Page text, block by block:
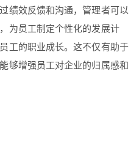
绩效反馈和沟通，管理者可以
为员工制定个性化的发展计
工的职业成长。这不仅有助于
够增强员工对企业的归属感和